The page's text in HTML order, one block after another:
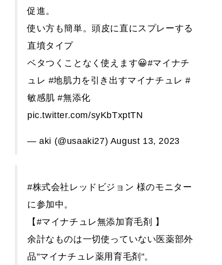
促進。
使い方も簡単。頭皮に直にスプレーする
直墳タイプ
ベタつくことなく使えます😀#マイナチ
ュレ #地肌力を引き出すマイナチュレ #
敏感肌 #無添化
pic.twitter.com/syKbTxptTN
— aki (@usaaki27) August 13, 2023
#株式会社レッドビジョン 様のモニター
に参加中。
【 #マイナチュレ無添加育毛剤
】
余計なものは一切使っていない医薬部外
品"マイナチュレ薬用育毛剤"。